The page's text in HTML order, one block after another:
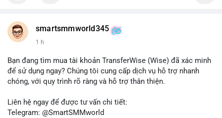
smartsmmworld345
1 h
Bạn đang tìm mua tài khoản TransferWise (Wise) đã xác minh
để sử dụng ngay? Chúng tôi cung cấp dịch vụ hỗ trợ nhanh
chóng, với quy trình rõ ràng và hỗ trợ thân thiện.
Liên hệ ngay để được tư vấn chi tiết:
Telegram: @SmartSMMworld